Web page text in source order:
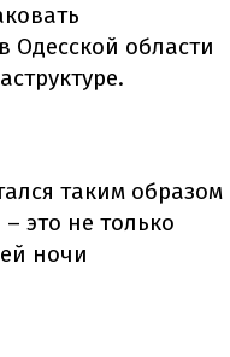
Одесской области
таким образом
это не только
ночи